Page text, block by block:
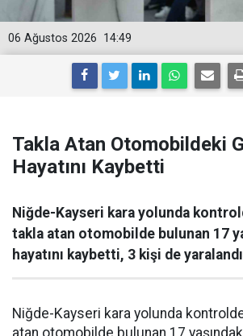
14:49
06 Ağustos 2026
Takla Atan Otomobildeki
Hayatını Kaybetti
Niğde-Kayseri kara yolunda
takla atan otomobilde bulunan 17
hayatını kaybetti, 3 kişi de
Niğde-Kayseri kara yolunda